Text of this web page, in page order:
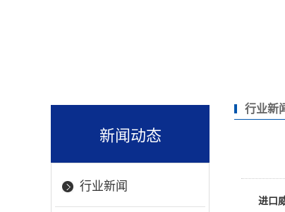
新闻动态
行业新闻
行业新
进口